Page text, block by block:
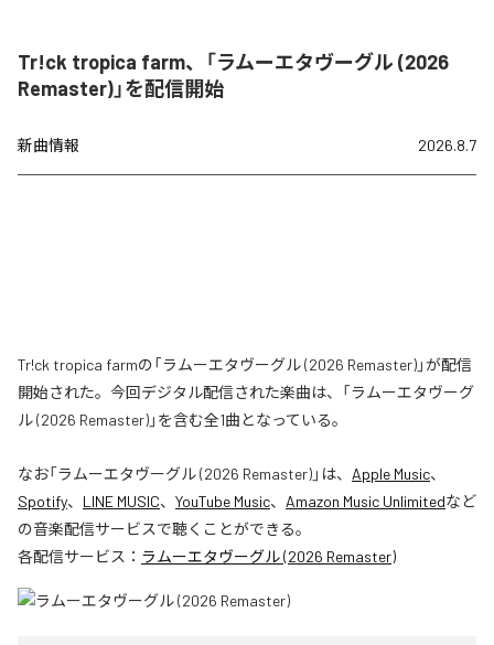
Tr!ck tropica farm、「ラムーエタヴーグル (2026
Remaster)」を配信開始
新曲情報 2026.8.7
Tr!ck tropica farmの「ラムーエタヴーグル (2026 Remaster)」が配信
開始された。今回デジタル配信された楽曲は、「ラムーエタヴーグ
ル (2026 Remaster)」を含む全1曲となっている。
なお「ラムーエタヴーグル (2026 Remaster)」は、 Apple Music、
Spotify、 LINE MUSIC、 YouTube Music、 Amazon Music Unlimitedなど
の音楽配信サービスで聴くことができる。
各配信サービス： ラムーエタヴーグル (2026 Remaster)